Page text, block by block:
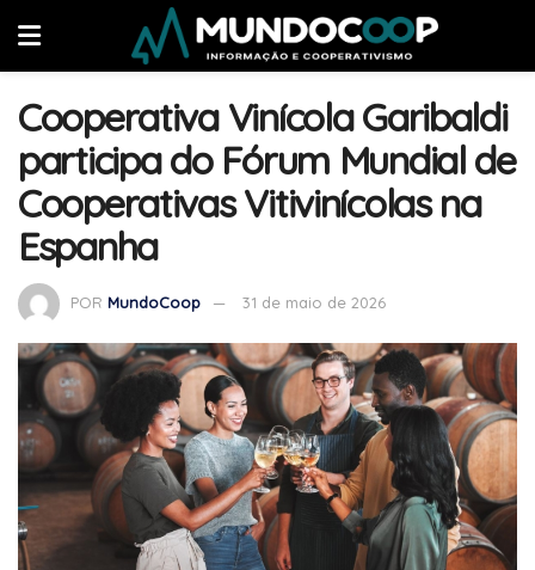
Cooperativa Vinícola Garibaldi
participa do Fórum Mundial de
Cooperativas Vitivinícolas na
Espanha
POR MundoCoop 31 de maio de 2026